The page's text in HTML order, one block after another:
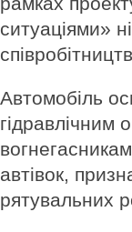
ситуаціями»
Автомобіль
гідравлічним
автівок,
рятувальних